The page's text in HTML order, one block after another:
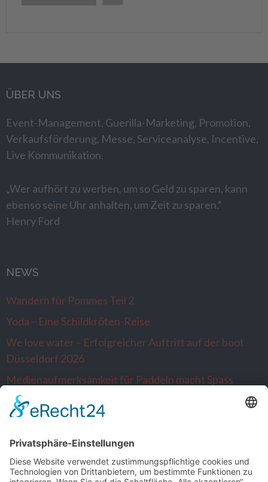
ÜBER UNS
Event-Management, Guerilla-Marketing, Promotion,
Verkaufsförderung, Messe, Serviceanalyse, Incentive,
Live Kommunikation.
„Wer aufhört zu werben, um so Geld zu sparen, kann
ebenso seine Uhr anhalten, um Zeit zu sparen.“
Henry Ford
NEWS
Wandern für Pommes Teil 2
Yoda – Eine Schildkröten-Reise
We love water – Erfolgreicher Auftritt auf der boot
Düsseldorf 2026
Medienaufmerksamkeit für Paddeln macht Spass
Alltagsausbrecher wandern nach Venlo…die
Niederlande sind neugierig
SONSTIGE